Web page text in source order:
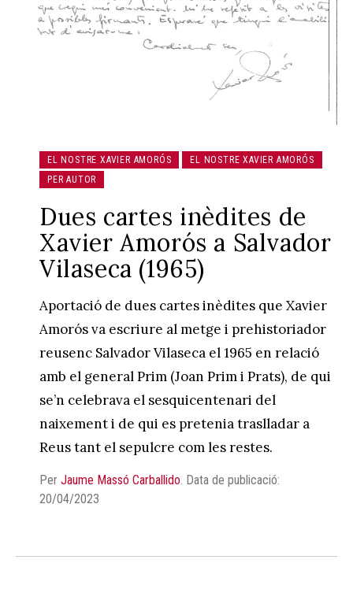
EL NOSTRE XAVIER AMORÓS
EL NOSTRE XAVIER AMORÓS
PER AUTOR
Dues cartes inèdites de
Xavier Amorós a Salvador
Vilaseca (1965)
Aportació de dues cartes inèdites que Xavier
Amorós va escriure al metge i prehistoriador
reusenc Salvador Vilaseca el 1965 en relació
amb el general Prim (Joan Prim i Prats), de qui
se’n celebrava el sesquicentenari del
naixement i de qui es pretenia traslladar a
Reus tant el sepulcre com les restes.
Per Jaume Massó Carballido. Data de publicació:
20/04/2023